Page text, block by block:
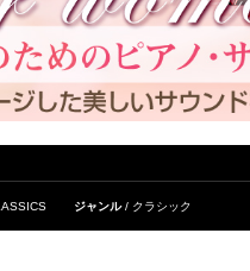
ジャンル クラシック